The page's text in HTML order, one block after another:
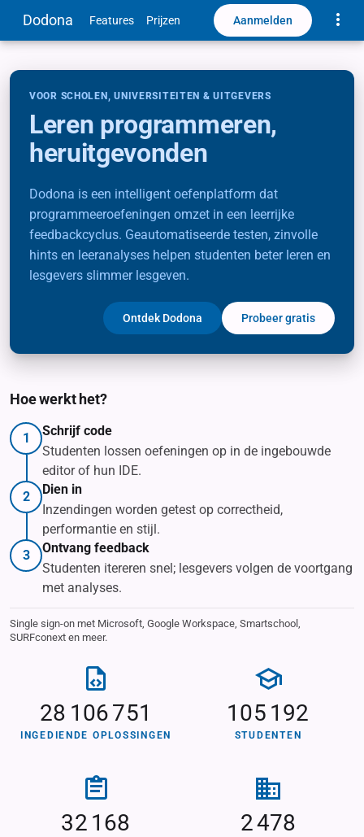
Dodona Features Prijzen Aanmelden
VOOR SCHOLEN, UNIVERSITEITEN & UITGEVERS
Leren programmeren,
heruitgevonden
Dodona is een intelligent oefenplatform dat
programmeeroefeningen omzet in een leerrijke
feedbackcyclus. Geautomatiseerde testen, zinvolle
hints en leeranalyses helpen studenten beter leren en
lesgevers slimmer lesgeven.
Ontdek Dodona Probeer gratis
Hoe werkt het?
1
Schrijf code
Studenten lossen oefeningen op in de ingebouwde
editor of hun IDE.
2
Dien in
Inzendingen worden getest op correctheid,
performantie en stijl.
3
Ontvang feedback
Studenten itereren snel; lesgevers volgen de voortgang
met analyses.
Single sign-on met Microsoft, Google Workspace, Smartschool,
SURFconext en meer.
Platform statistieken
28 106 751
INGEDIENDE OPLOSSINGEN
28106751 Ingediende oplossingen
105 192
STUDENTEN
105192 Studenten
32 168
32168 Oefeningen
2 478
2478 Scholen